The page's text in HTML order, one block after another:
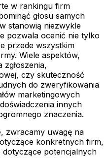
w rankingu firm
głosu samych
stanowią niezwykle
pozwala ocenić nie tylko
przede wszystkim
Wiele aspektów,
czy skuteczność
do zweryfikowania
marketingowych
innych
znaczenia.
zwracamy uwagę na
konkretnych firm,
potencjalnych